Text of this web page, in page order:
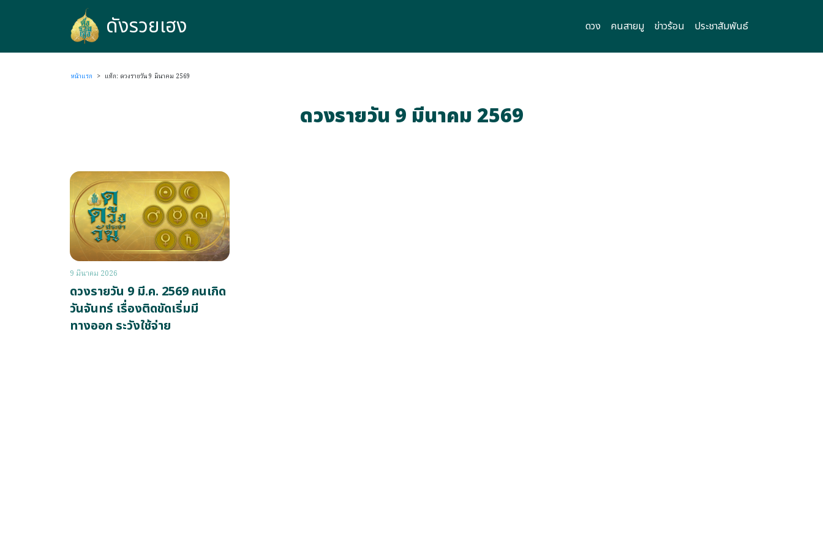
ดังรวยเฮง ดวง คนสายมู ข่าวร้อน ประชาสัมพันธ์
หน้าแรก > แท็ก: ดวงรายวัน 9 มีนาคม 2569
ดวงรายวัน 9 มีนาคม 2569
9 มีนาคม 2026
ดวงรายวัน 9 มี.ค. 2569 คนเกิด
วันจันทร์ เรื่องติดขัดเริ่มมี
ทางออก ระวังใช้จ่าย